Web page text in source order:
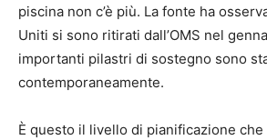
piscina non c’è più. La fonte ha
Uniti si sono ritirati dall’OMS nel
importanti pilastri di sostegno sono
contemporaneamente.
È questo il livello di pianificazione